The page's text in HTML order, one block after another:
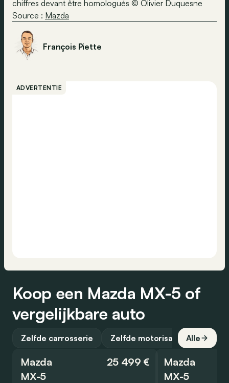
chiffres devant être homologués © Olivier Duquesne
Source : Mazda
François Piette
ADVERTENTIE
Koop een Mazda MX-5 of
vergelijkbare auto
Zelfde carrosserie Zelfde motorisatie Alle
Mazda
MX-5
25 499 €
Mazda
MX-5